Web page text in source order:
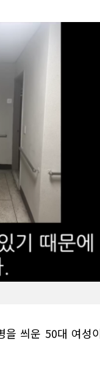
을 씌운 50대 여성